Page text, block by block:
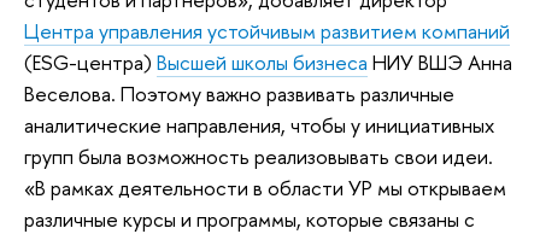
Центра управления устойчивым развитием компаний
(ESG-центра) Высшей школы бизнеса НИУ ВШЭ Анна
Веселова. Поэтому важно развивать различные
аналитические направления, чтобы у инициативных
групп была возможность реализовывать свои идеи.
«В рамках деятельности в области УР мы открываем
различные курсы и программы, которые связаны с